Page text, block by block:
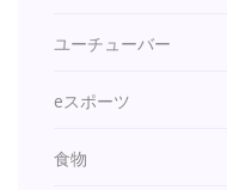
ユーチューバー
eスポーツ
食物